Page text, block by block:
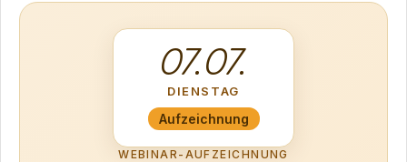
07.07.
DIENSTAG
Aufzeichnung
WEBINAR-AUFZEICHNUNG